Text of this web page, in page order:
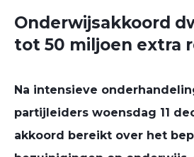
Onderwijsakkoord
tot 50 miljoen extra
Na intensieve
partijleiders woensdag 11
akkoord bereikt over het